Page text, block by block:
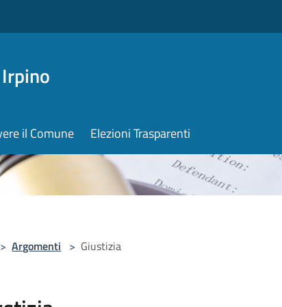
il Comune Elezioni Trasparenti
> Argomenti > Giustizia